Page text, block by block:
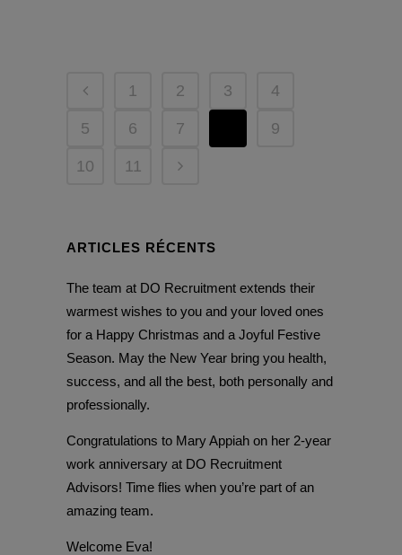
1 2 3 4
5 6 7 9
10 11
ARTICLES RÉCENTS
The team at DO Recruitment extends their
warmest wishes to you and your loved ones
for a Happy Christmas and a Joyful Festive
Season. May the New Year bring you health,
success, and all the best, both personally and
professionally.
Congratulations to Mary Appiah on her 2-year
work anniversary at DO Recruitment
Advisors! Time flies when you’re part of an
amazing team.
Welcome Eva!